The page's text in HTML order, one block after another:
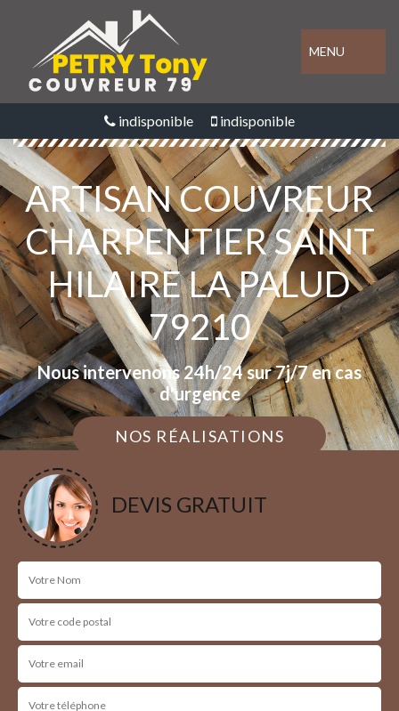
MENU
indisponible indisponible
ARTISAN COUVREUR
CHARPENTIER SAINT
HILAIRE LA PALUD
79210
Nous intervenons 24h/24 sur 7j/7 en cas
d'urgence
NOS RÉALISATIONS
DEVIS GRATUIT